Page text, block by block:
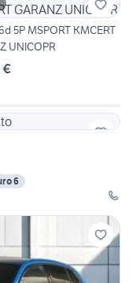
5P MSPORT KMCERT
UNICOPR
€
6